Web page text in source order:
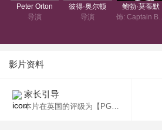
Peter Orton
导演
彼得·奥尔顿
导演
鲍勃·莫蒂默
饰: Captain Birdseye
影片资料
家长引导
本片在英国的评级为【PG】，未满8岁的儿童不宜观看。